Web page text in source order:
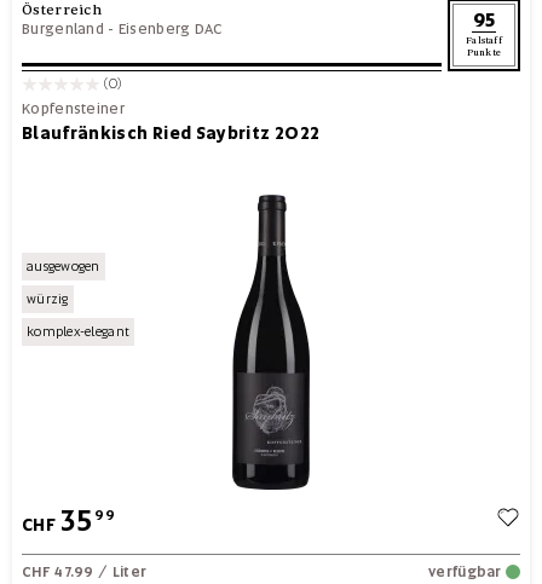
Österreich
Burgenland - Eisenberg DAC 95
Falstaff
Punkte
(0)
Kopfensteiner
Blaufränkisch Ried Saybritz 2022
ausgewogen
würzig
komplex-elegant
CHF 35 99
CHF 47.99 / Liter
verfügbar